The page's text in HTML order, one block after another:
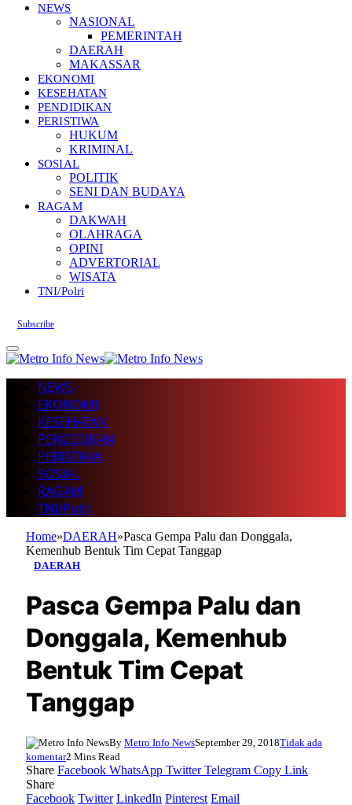
NEWS
NASIONAL
PEMERINTAH
DAERAH
MAKASSAR
EKONOMI
KESEHATAN
PENDIDIKAN
PERISTIWA
HUKUM
KRIMINAL
SOSIAL
POLITIK
SENI DAN BUDAYA
RAGAM
DAKWAH
OLAHRAGA
OPINI
ADVERTORIAL
WISATA
TNI/Polri
Subscribe
NEWS
EKONOMI
KESEHATAN
PENDIDIKAN
PERISTIWA
SOSIAL
RAGAM
TNI/Polri
Home»DAERAH»Pasca Gempa Palu dan Donggala,
Kemenhub Bentuk Tim Cepat Tanggap
DAERAH
Pasca Gempa Palu dan
Donggala, Kemenhub
Bentuk Tim Cepat
Tanggap
By Metro Info NewsSeptember 29, 2018Tidak ada
komentar2 Mins Read
Share Facebook WhatsApp Twitter Telegram Copy Link
Share
Facebook Twitter LinkedIn Pinterest Email